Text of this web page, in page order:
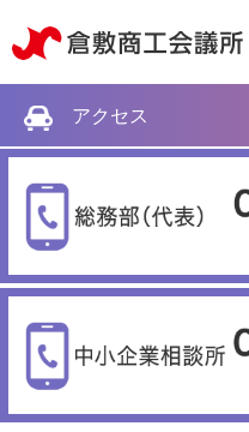
アクセス